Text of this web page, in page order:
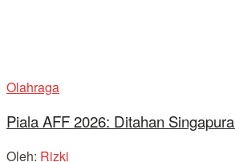
Olahraga
Piala AFF 2026: Ditahan
Oleh: Rizki